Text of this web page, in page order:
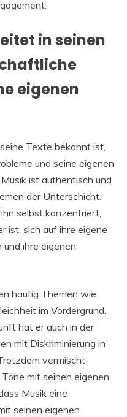
in seinen
eigenen
Texte bekannt ist,
und seine eigenen
ist authentisch und
der Unterschicht.
selbst konzentriert,
ist, sich auf ihre eigene
ihre eigenen
häufig Themen wie
im Vordergrund.
hat er auch in der
mit Diskriminierung in
vermischt
mit seinen eigenen
Musik eine
seinen eigenen